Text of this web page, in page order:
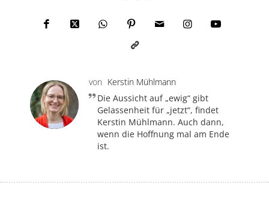
von Kerstin Mühlmann
Die Aussicht auf „ewig“ gibt
Gelassenheit für „jetzt“, findet
Kerstin Mühlmann. Auch dann,
wenn die Hoffnung mal am Ende
ist.